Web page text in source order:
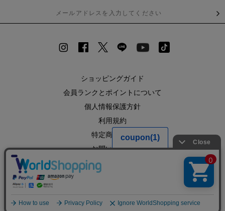
ショッピングガイド
会員ランクとポイントについて
個人情報保護方針
利用規約
特定商取引法
お問い合わせ
企業情報